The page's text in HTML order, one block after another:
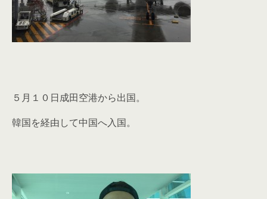
５月１０日成田空港から出国。
韓国を経由して中国へ入国。